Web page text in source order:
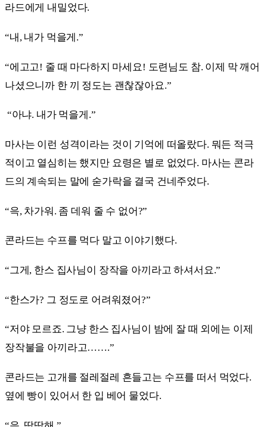
라드에게 내밀었다.
“내, 내가 먹을게.”
“에고고! 줄 때 마다하지 마세요! 도련님도 참. 이제 막 깨어
나셨으니까 한 끼 정도는 괜찮잖아요.”
“아냐. 내가 먹을게.”
마사는 이런 성격이라는 것이 기억에 떠올랐다. 뭐든 적극
적이고 열심히는 했지만 요령은 별로 없었다. 마사는 콘라
드의 계속되는 말에 숟가락을 결국 건네주었다.
“윽, 차가워. 좀 데워 줄 수 없어?”
콘라드는 수프를 먹다 말고 이야기했다.
“그게, 한스 집사님이 장작을 아끼라고 하셔서요.”
“한스가? 그 정도로 어려워졌어?”
“저야 모르죠. 그냥 한스 집사님이 밤에 잘 때 외에는 이제
장작불을 아끼라고…….”
콘라드는 고개를 절레절레 흔들고는 수프를 떠서 먹었다.
옆에 빵이 있어서 한 입 베어 물었다.